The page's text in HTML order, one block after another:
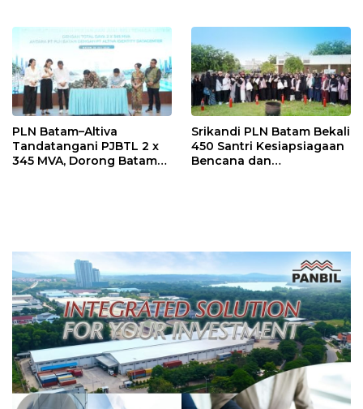
PLN Batam–Altiva
Tandatangani PJBTL 2 x
345 MVA, Dorong Batam
Srikandi PLN Batam Bekali
450 Santri Kesiapsiagaan
Bencana dan